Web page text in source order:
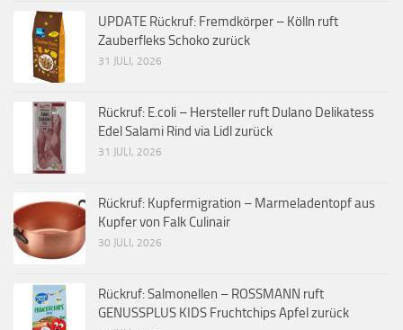
UPDATE Rückruf: Fremdkörper – Kölln ruft
Zauberfleks Schoko zurück
31 JULI, 2026
Rückruf: E.coli – Hersteller ruft Dulano Delikatess
Edel Salami Rind via Lidl zurück
31 JULI, 2026
Rückruf: Kupfermigration – Marmeladentopf aus
Kupfer von Falk Culinair
30 JULI, 2026
Rückruf: Salmonellen – ROSSMANN ruft
GENUSSPLUS KIDS Fruchtchips Apfel zurück